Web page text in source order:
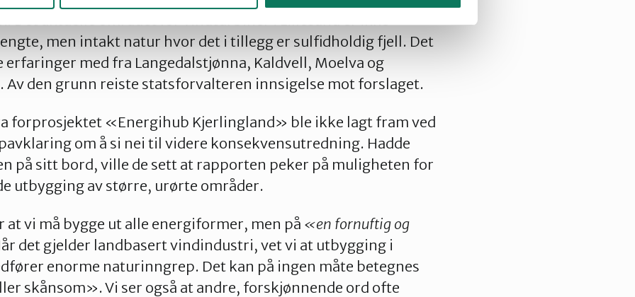
Det aktuelle området for vindturbiner i Lillesand er ikke
men intakt natur hvor det i tillegg er sulfidholdig fjell. Det
erfaringer med fra Langedalstjønna, Kaldvell, Moelva og
Av den grunn reiste statsforvalteren innsigelse mot forslaget.
forprosjektet «Energihub Kjerlingland» ble ikke lagt fram ved
om å si nei til videre konsekvensutredning. Hadde
på sitt bord, ville de sett at rapporten peker på muligheten for
utbygging av større, urørte områder.
at vi må bygge ut alle energiformer, men på «en fornuftig og
det gjelder landbasert vindindustri, vet vi at utbygging i
enorme naturinngrep. Det kan på ingen måte betegnes
skånsom». Vi ser også at andre, forskjønnende ord ofte